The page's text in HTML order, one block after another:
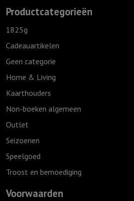
Productcategorieën
1825g
Cadeauartikelen
Geen categorie
Home & Living
Kaarthouders
Non-boeken algemeen
Outlet
Seizoenen
Speelgoed
Troost en bemoediging
Voorwaarden